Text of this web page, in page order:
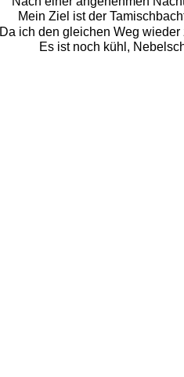
Mein Ziel ist der
Da ich den gleichen Weg
Es ist noch kühl,